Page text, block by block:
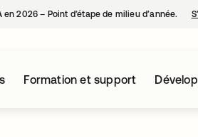
en 2026 – Point d’étape de milieu d’année.
Formation et support